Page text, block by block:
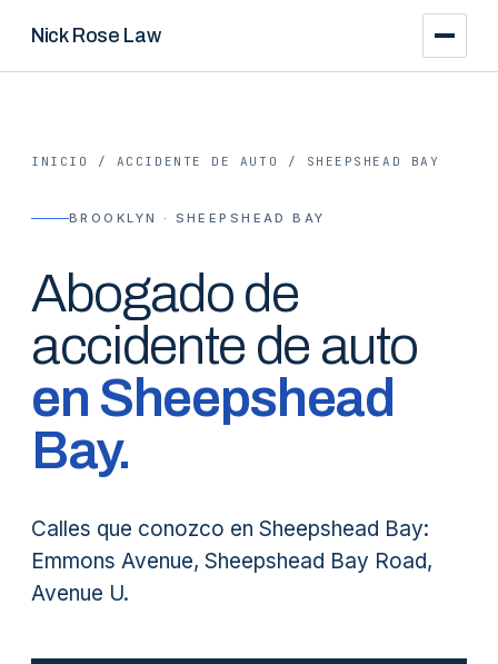
Nick Rose Law
INICIO / ACCIDENTE DE AUTO / SHEEPSHEAD BAY
BROOKLYN · SHEEPSHEAD BAY
Abogado de
accidente de auto
en Sheepshead
Bay.
Calles que conozco en Sheepshead Bay:
Emmons Avenue, Sheepshead Bay Road,
Avenue U.